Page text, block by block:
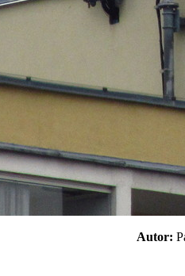
Autor: